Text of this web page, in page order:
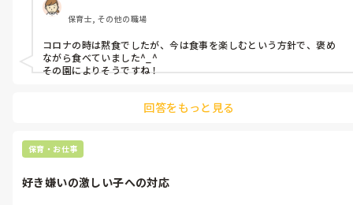
保育士, その他の職場
コロナの時は黙食でしたが、今は食事を楽しむという方針で、褒め
ながら食べていました^_^
その園によりそうですね！
回答をもっと見る
保育・お仕事
好き嫌いの激しい子への対応